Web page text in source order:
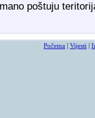
poštuju
Početna Vijesti